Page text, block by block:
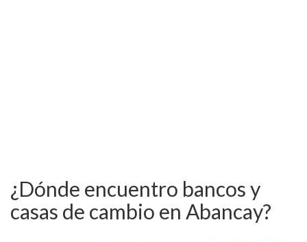
¿Dónde encuentro bancos y
casas de cambio en Abancay?